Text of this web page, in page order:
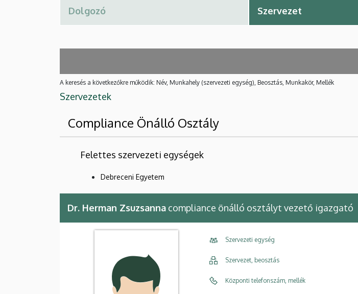
A keresés a következőkre működik: Név, Munkahely (szervezeti egység), Beosztás, Munkakör, Mellék
Szervezetek
Compliance Önálló Osztály
Felettes szervezeti egységek
Debreceni Egyetem
Dr. Herman Zsuzsanna compliance önálló osztályt vezető igazgató
Szervezeti egység
Szervezet, beosztás
Központi telefonszám, mellék